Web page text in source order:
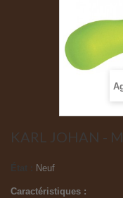
KARL JOHAN -
Neuf
Caractéristiques :